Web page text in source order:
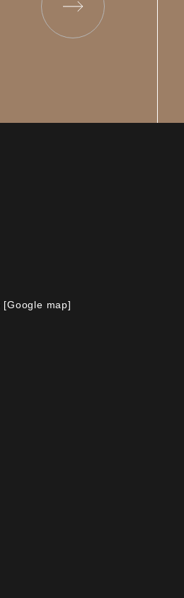
[Google map]